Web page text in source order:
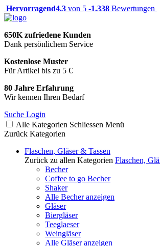
Hervorragend4.3 von 5 -1.338 Bewertungen
650K zufriedene Kunden
Dank persönlichem Service
Kostenlose Muster
Für Artikel bis zu 5 €
80 Jahre Erfahrung
Wir kennen Ihren Bedarf
Suche Login
Alle Kategorien Schliessen Menü
Zurück Kategorien
Flaschen, Gläser & Tassen
Zurück zu allen Kategorien Flaschen,
Becher
Coffee to go Becher
Shaker
Alle Becher anzeigen
Gläser
Biergläser
Teeglaeser
Weingläser
Alle Gläser anzeigen